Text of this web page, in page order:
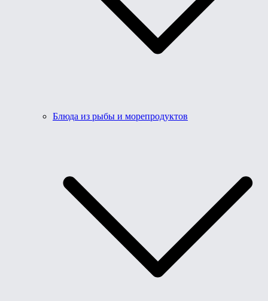
Блюда из рыбы и морепродуктов